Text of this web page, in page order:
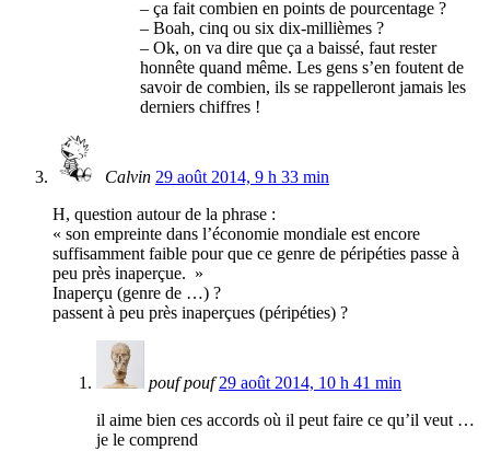
– ça fait combien en points de pourcentage ?
– Boah, cinq ou six dix-millièmes ?
– Ok, on va dire que ça a baissé, faut rester
honnête quand même. Les gens s’en foutent de
savoir de combien, ils se rappelleront jamais les
derniers chiffres !
Calvin 29 août 2014, 9 h 33 min
H, question autour de la phrase :
« son empreinte dans l’économie mondiale est encore
suffisamment faible pour que ce genre de péripéties passe à
peu près inaperçue. »
Inaperçu (genre de …) ?
passent à peu près inaperçues (péripéties) ?
pouf pouf 29 août 2014, 10 h 41 min
il aime bien ces accords où il peut faire ce qu’il veut …
je le comprend